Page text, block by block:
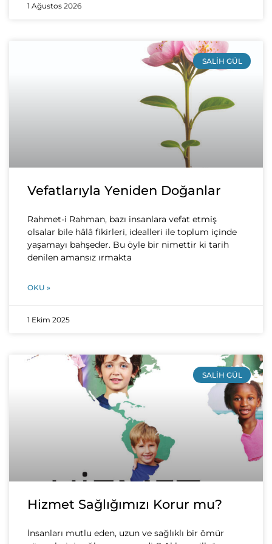
1 Ağustos 2026
SALIH GÜL
Vefatlarıyla Yeniden Doğanlar
Rahmet-i Rahman, bazı insanlara vefat etmiş
olsalar bile hâlâ fikirleri, idealleri ile toplum içinde
yaşamayı bahşeder. Bu öyle bir nimettir ki tarih
denilen amansız ırmakta
OKU »
1 Ekim 2025
SALIH GÜL
Hizmet Sağlığımızı Korur mu?
İnsanları mutlu eden, uzun ve sağlıklı bir ömür